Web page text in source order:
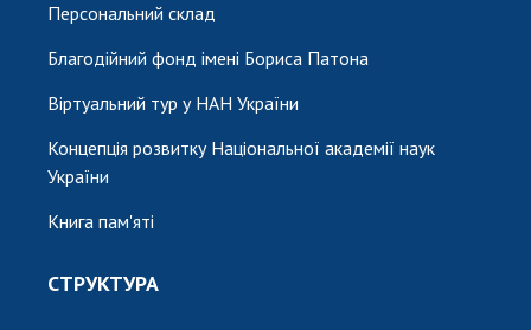
Персональний склад
Благодійний фонд імені Бориса Патона
Віртуальний тур у НАН України
Концепція розвитку Національної академії наук
України
Книга пам'яті
СТРУКТУРА